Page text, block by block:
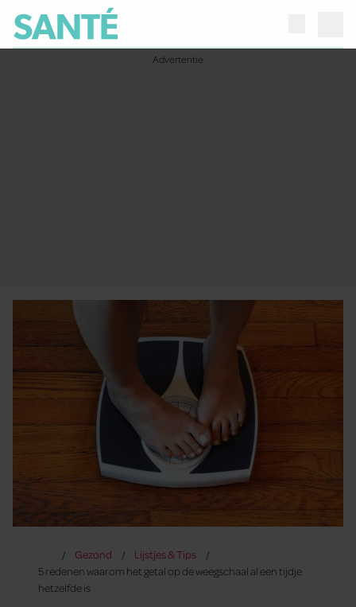
Gezond
Lijstjes & Tips
5 redenen waarom het getal op de weegschaal al een tijdje
hetzelfde is